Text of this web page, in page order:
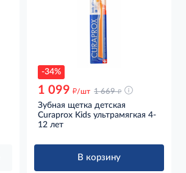
-34%
1 099 д/шт 1 669 д
Зубная щетка детская
Curaprox Kids ультрамягкая 4-
12 лет
В корзину